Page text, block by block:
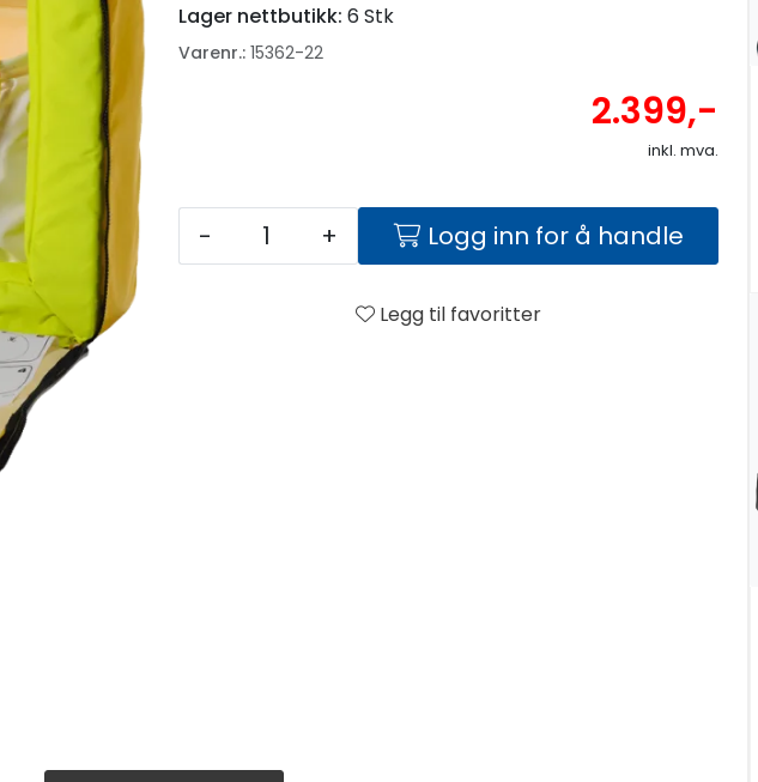
Lager nettbutikk: 6 Stk
Varenr.: 15362-22
2.399,-
inkl. mva.
- + Logg inn for å handle
Legg til favoritter